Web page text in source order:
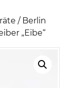
/ Berlin
„Eibe“